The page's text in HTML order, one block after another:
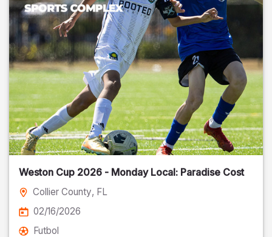
Weston Cup 2026 - Monday Local: Paradise Cost
Collier County, FL
02/16/2026
Futbol